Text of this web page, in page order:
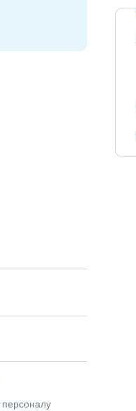
персоналу